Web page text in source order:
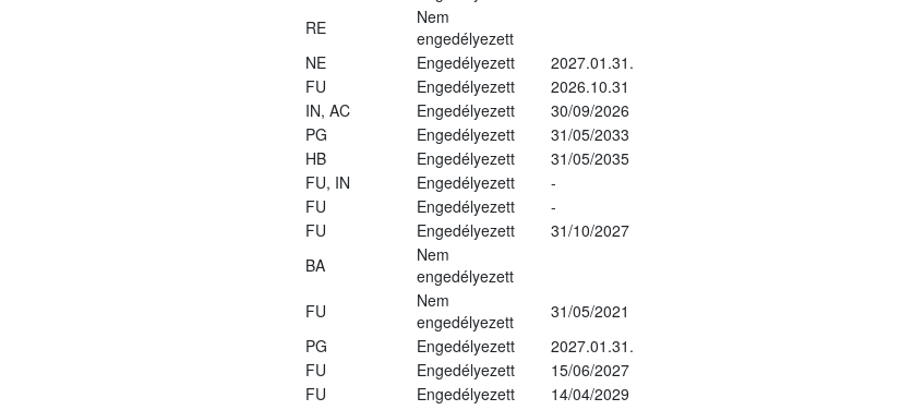
RE
Nem
engedélyezett
NE Engedélyezett
2027.01.31.
FU Engedélyezett
2026.10.31
IN, AC Engedélyezett
30/09/2026
PG Engedélyezett
31/05/2033
HB Engedélyezett
31/05/2035
FU, IN Engedélyezett
-
FU Engedélyezett
-
FU Engedélyezett
31/10/2027
BA
Nem
engedélyezett
FU
Nem
engedélyezett
31/05/2021
PG Engedélyezett
2027.01.31.
FU Engedélyezett
15/06/2027
FU Engedélyezett
14/04/2029